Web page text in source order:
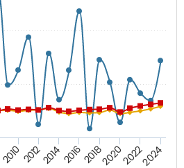
2010 2012201420162018202020222024